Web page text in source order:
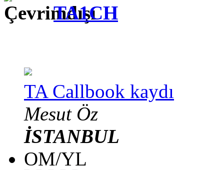
TA1CH
TA Callbook kaydı
Mesut Öz
İSTANBUL
OM/YL